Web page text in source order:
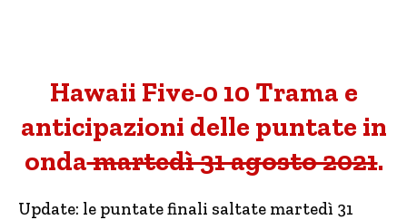
Hawaii Five-0 10 Trama e
anticipazioni delle puntate in
ondamartedì 31 agosto 2021.
Update: le puntate finali saltate martedì 31